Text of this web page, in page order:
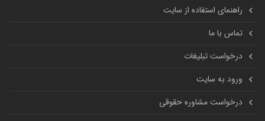
راهنمای استفاده از سایت
تماس با ما
درخواست تبلیغات
ورود به سایت
درخواست مشاوره حقوقی